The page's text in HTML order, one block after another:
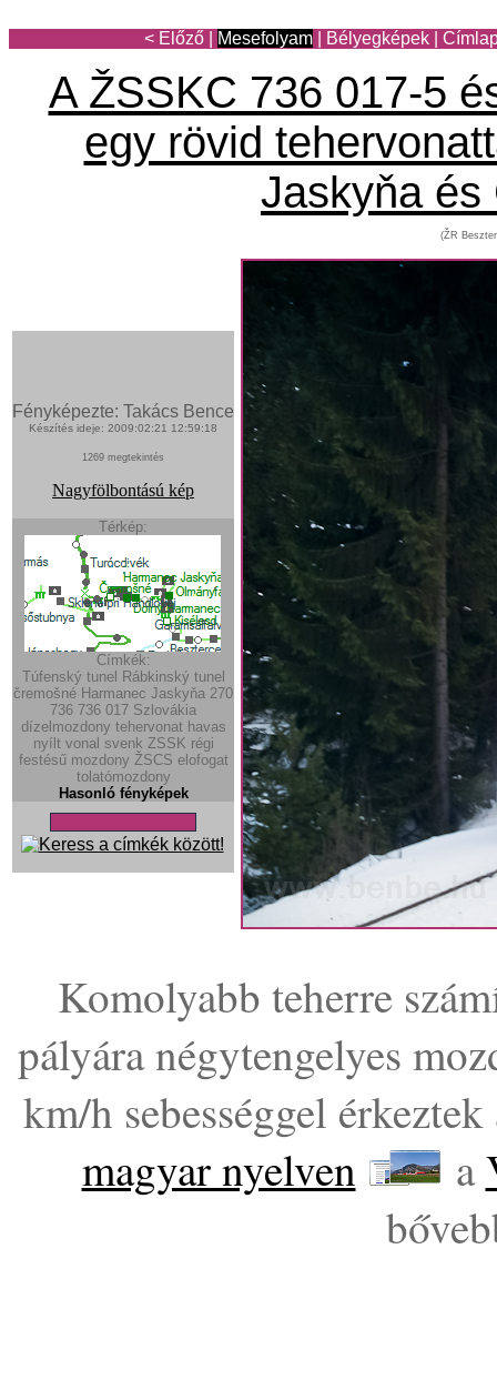
< Előző Mesefolyam Bélyegképek
A ŽSSKC 736 017-5
egy rövid
Jaskyňa és
(ŽR
Fényképezte: Takács Bence
Készítés ideje: 2009:02:21 12:59:18
1269 megtekintés
Nagyfölbontású kép
Térkép:
Címkék:
Túfenský tunel Rábkinský tunel
čremošné Harmanec Jaskyňa 270
736 736 017 Szlovákia
dízelmozdony tehervonat havas
nyílt vonal svenk ZSSK régi
festésű mozdony ŽSCS elofogat
tolatómozdony
Hasonló fényképek
Komolyabb teherre
pályára négytengelyes
km/h sebességgel
magyar nyelven
a